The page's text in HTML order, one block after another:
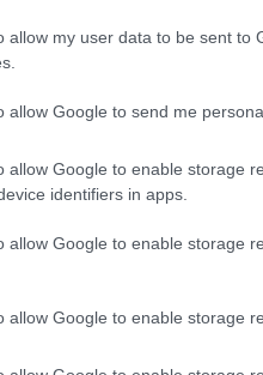
allow my user data to be sent to
allow Google to send me
allow Google to enable storage
identifiers in apps.
allow Google to enable storage
allow Google to enable storage
ceļ trauksmi:
ir jauna
kas kļūst arvien